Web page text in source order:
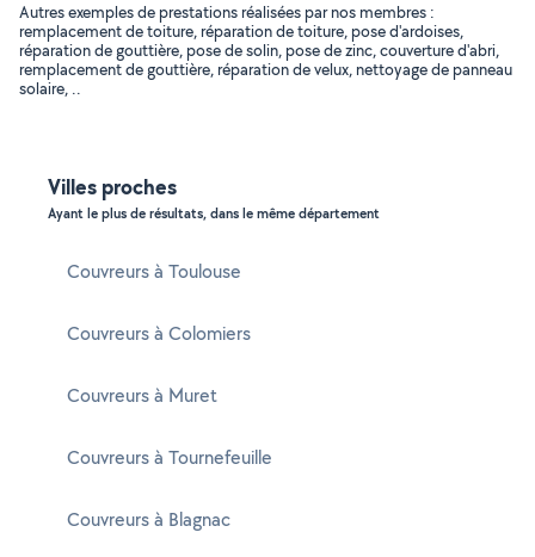
Autres exemples de prestations réalisées par nos membres :
remplacement de toiture, réparation de toiture, pose d'ardoises,
réparation de gouttière, pose de solin, pose de zinc, couverture d'abri,
remplacement de gouttière, réparation de velux, nettoyage de panneau
solaire, ..
Villes proches
Ayant le plus de résultats, dans le même département
Couvreurs à Toulouse
Couvreurs à Colomiers
Couvreurs à Muret
Couvreurs à Tournefeuille
Couvreurs à Blagnac